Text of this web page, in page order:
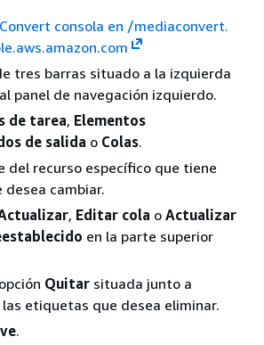
consola en /mediaconvert.
tres barras situado a la izquierda
panel de navegación izquierdo.
de tarea, Elementos
de salida o Colas.
del recurso específico que tiene
cambiar.
, Editar cola o Actualizar
en la parte superior
Quitar situada junto a
etiquetas que desea eliminar.
.